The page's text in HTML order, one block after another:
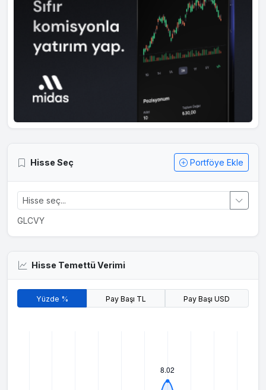
Hisse Seç Portföye Ekle
GLCVY
Hisse Temettü Verimi
Yüzde % Pay Başı TL Pay Başı USD